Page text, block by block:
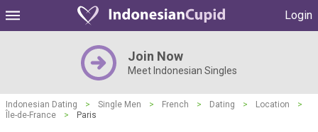
Login
Join Now
Meet Indonesian Singles
Indonesian Dating > Single Men > French > Dating > Location
>
Île-de-France
> Paris